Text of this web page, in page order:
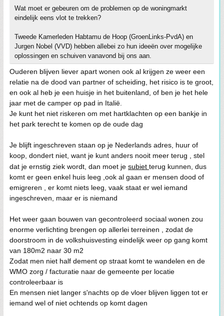
Wat moet er gebeuren om de problemen op de woningmarkt
eindelijk eens vlot te trekken?
Tweede Kamerleden Habtamu de Hoop (GroenLinks-PvdA) en
Jurgen Nobel (VVD) hebben allebei zo hun ideeën over mogelijke
oplossingen en schuiven vanavond bij ons aan.
Ouderen blijven liever apart wonen ook al krijgen ze weer een
relatie na de dood van partner of scheiding, het risico is te groot,
en ook al heb je een huisje in het buitenland, of ben je het hele
jaar met de camper op pad in Italië.
Je kunt het niet riskeren om met hartklachten op een bankje in
het park terecht te komen op de oude dag
Je blijft ingeschreven staan op je Nederlands adres, huur of
koop, dondert niet, want je kunt anders nooit meer terug , stel
dat je ernstig ziek wordt, dan moet je subiet terug kunnen, dus
komt er geen enkel huis leeg ,ook al gaan er mensen dood of
emigreren , er komt niets leeg, vaak staat er wel iemand
ingeschreven, maar er is niemand
Het weer gaan bouwen van gecontroleerd sociaal wonen zou
enorme verlichting brengen op allerlei terreinen , zodat de
doorstroom in de volkshuisvesting eindelijk weer op gang komt
van 180m2 naar 30 m2
Zodat men niet half dement op straat komt te wandelen en de
WMO zorg / facturatie naar de gemeente per locatie
controleerbaar is
En mensen niet langer s'nachts op de vloer blijven liggen tot er
iemand wel of niet ochtends op komt dagen